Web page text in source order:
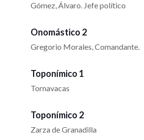
Gómez, Álvaro. Jefe político
Onomástico 2
Gregorio Morales, Comandante.
Toponímico 1
Tornavacas
Toponímico 2
Zarza de Granadilla